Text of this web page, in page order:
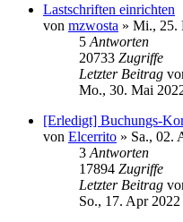
Lastschriften einrichten
von mzwosta » Mi., 25.
5 Antworten
20733 Zugriffe
Letzter Beitrag
Mo., 30. Mai
[Erledigt] Buchungs-
von Elcerrito » Sa., 02.
3 Antworten
17894 Zugriffe
Letzter Beitrag
So., 17. Apr